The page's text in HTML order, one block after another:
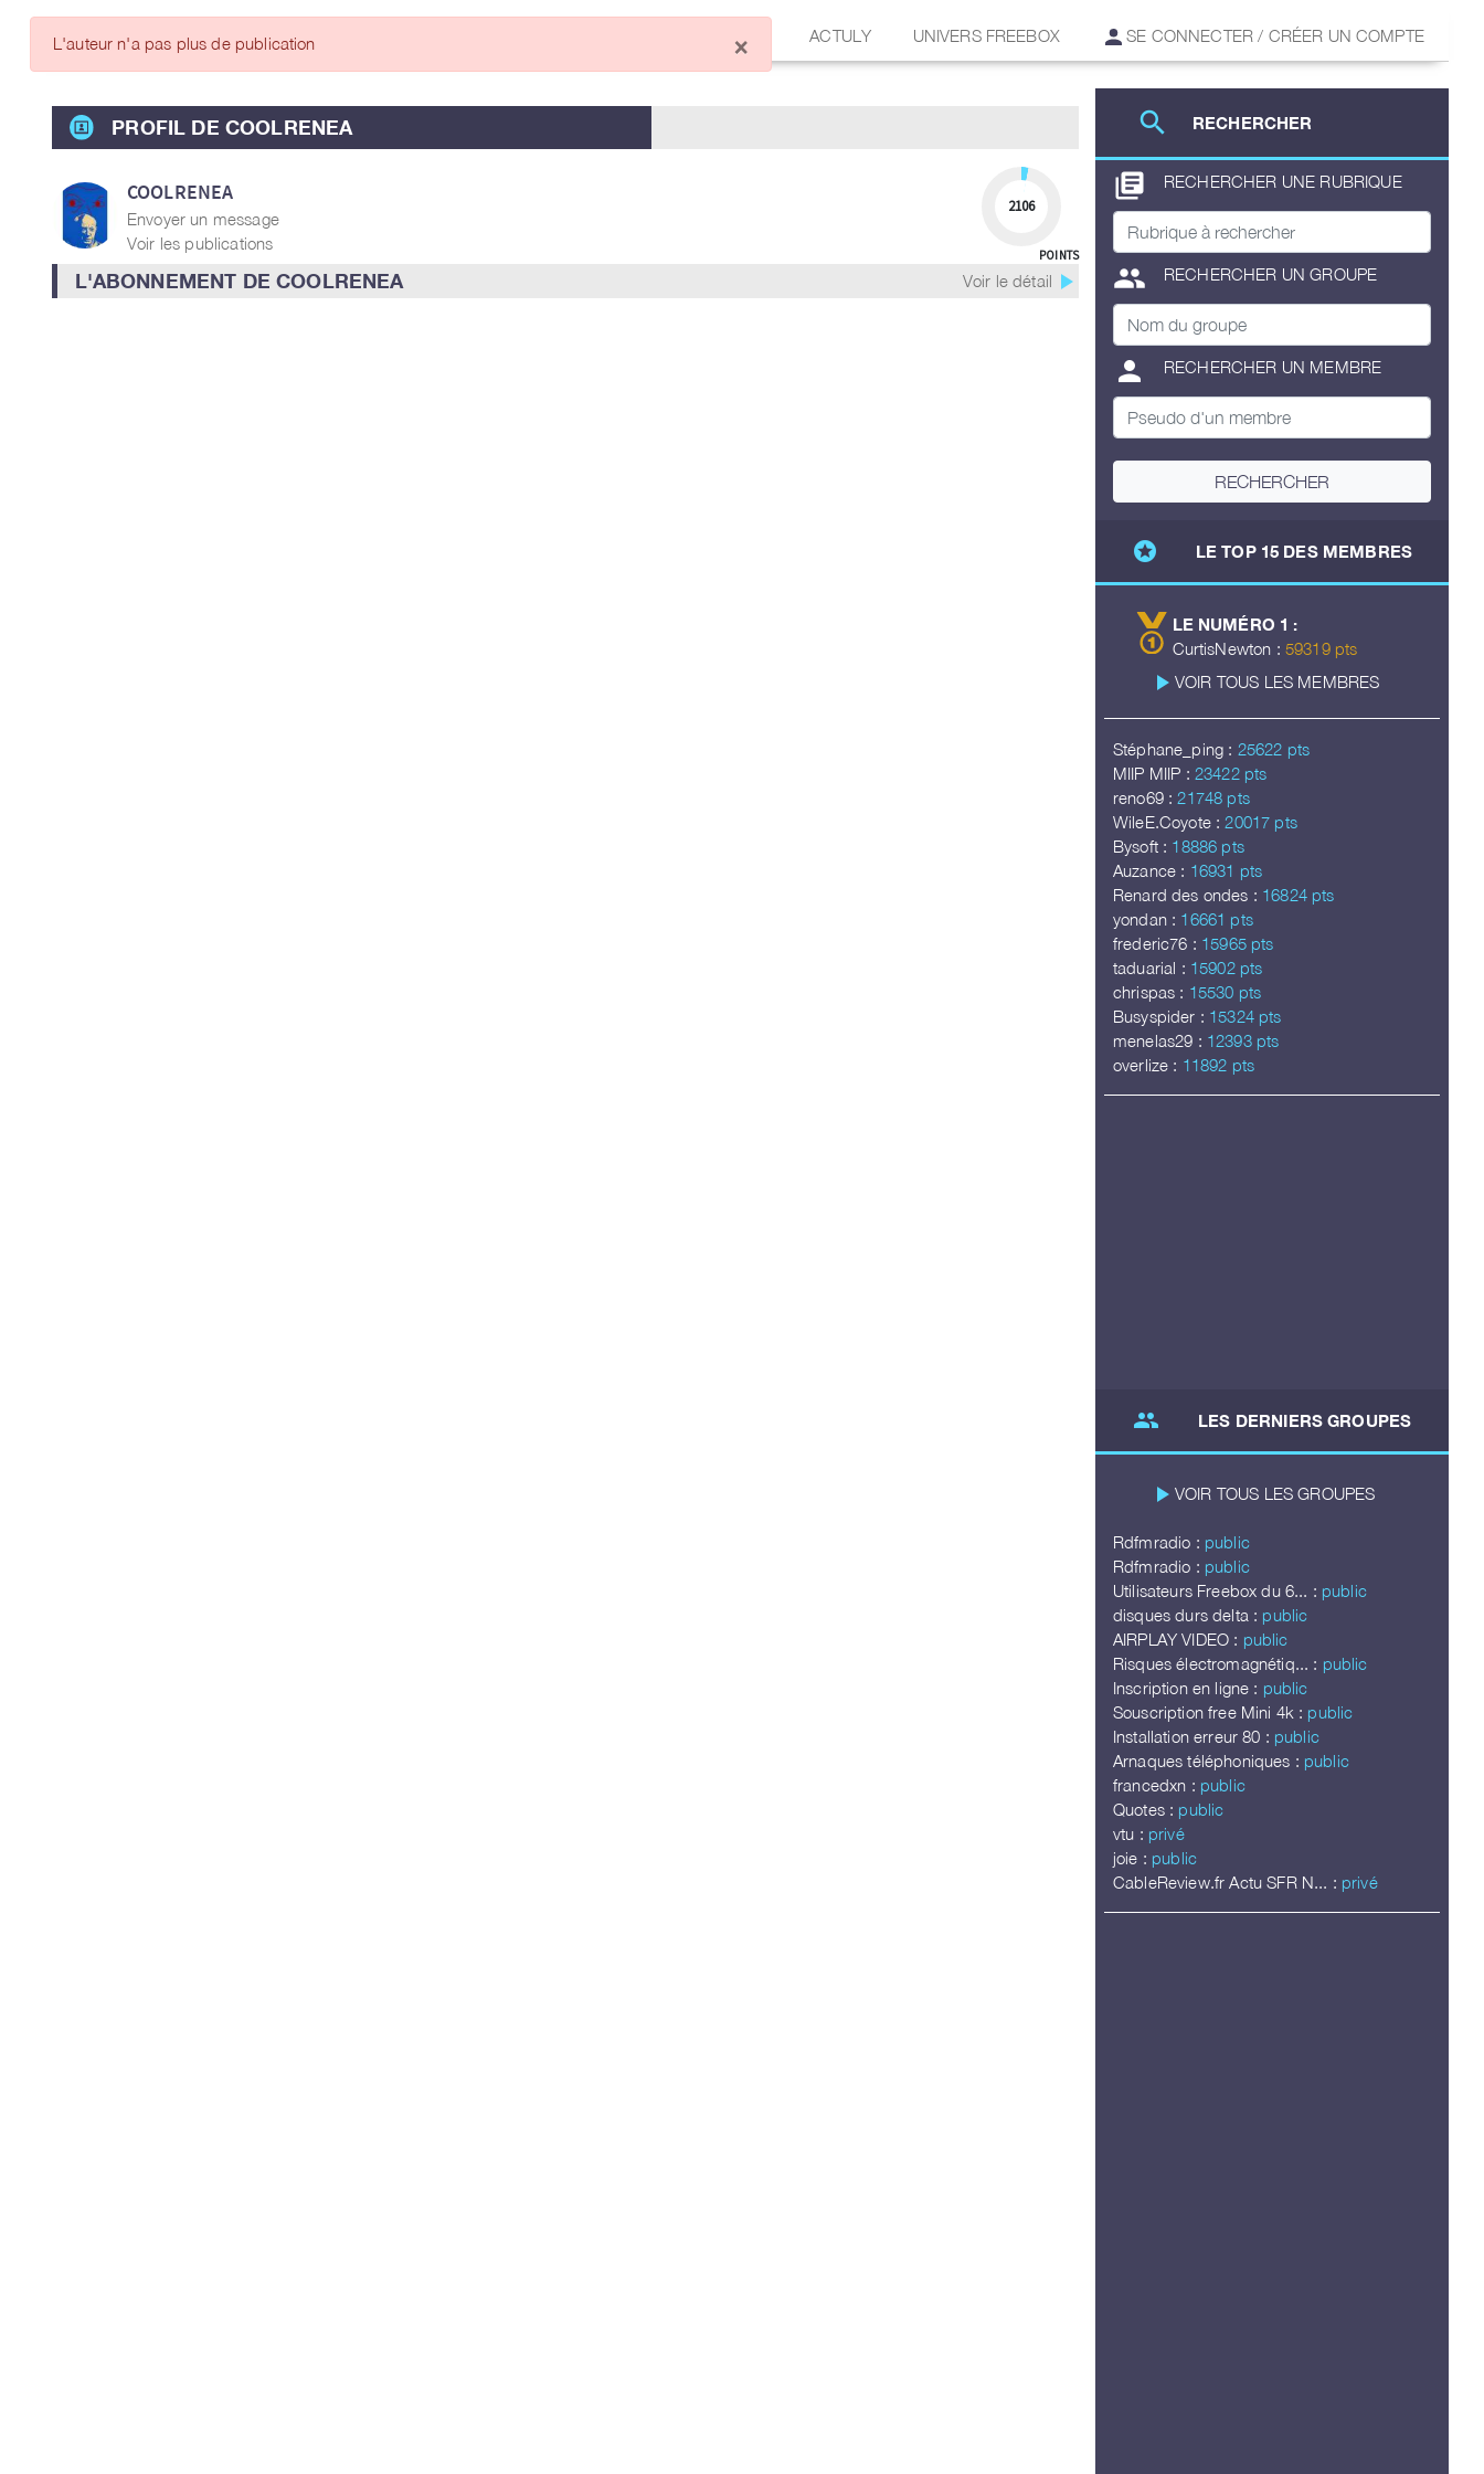
ARTICLES DES MEMBRES ACTULY UNIVERS FREEBOX SE CONNECTER / CRÉER UN COMPTE
search RECHERCHER
library_books RECHERCHER UNE RUBRIQUE
group RECHERCHER UN GROUPE
person RECHERCHER UN MEMBRE
RECHERCHER
stars LE TOP 15 DES MEMBRES
LE NUMÉRO 1 :
CurtisNewton : 59319 pts
play_arrow VOIR TOUS LES MEMBRES
Stéphane_ping : 25622 pts
MIIP MIIP : 23422 pts
reno69 : 21748 pts
WileE.Coyote : 20017 pts
Bysoft : 18886 pts
Auzance : 16931 pts
Renard des ondes : 16824 pts
yondan : 16661 pts
frederic76 : 15965 pts
taduarial : 15902 pts
chrispas : 15530 pts
Busyspider : 15324 pts
menelas29 : 12393 pts
overlize : 11892 pts
group LES DERNIERS GROUPES
play_arrow VOIR TOUS LES GROUPES
Rdfmradio : public
Rdfmradio : public
Utilisateurs Freebox du 6... : public
disques durs delta : public
AIRPLAY VIDEO : public
Risques électromagnétiq... : public
Inscription en ligne : public
Souscription free Mini 4k : public
Installation erreur 80 : public
Arnaques téléphoniques : public
francedxn : public
Quotes : public
vtu : privé
joie : public
CableReview.fr Actu SFR N... : privé
PROFIL DE COOLRENEA
COOLRENEA
Envoyer un message
Voir les publications
2106
POINTS
L'ABONNEMENT DE COOLRENEA Voir le détail play_arrow
L'auteur n'a pas plus de publication ×